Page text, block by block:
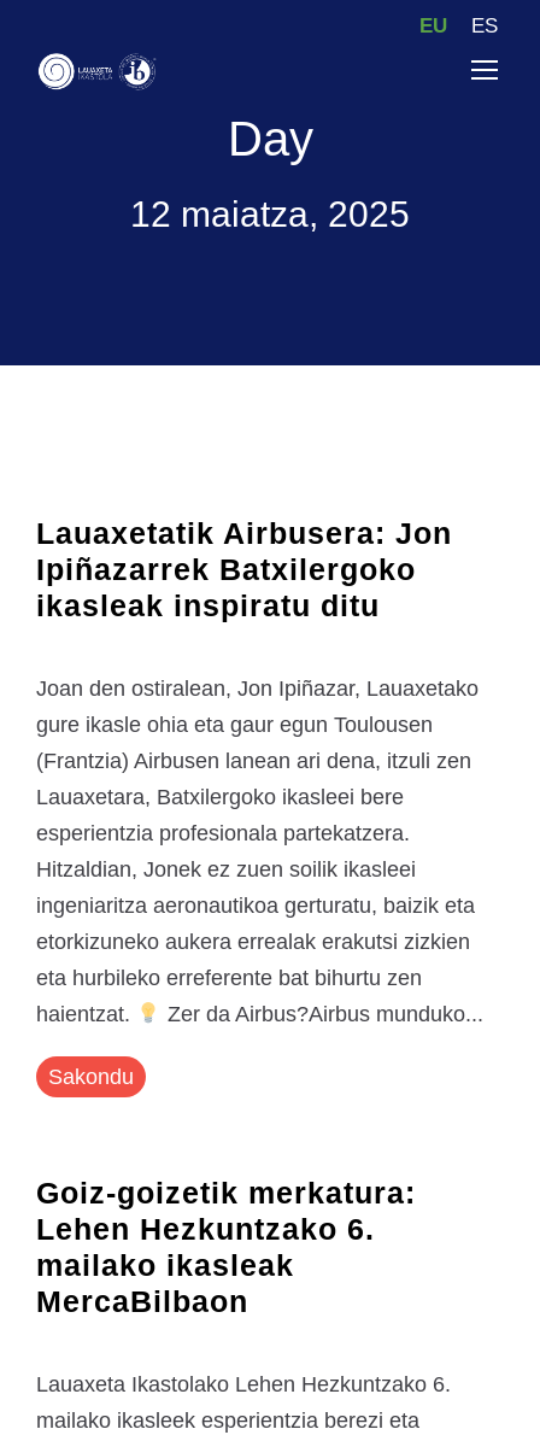
EU ES
Day
12 maiatza, 2025
Lauaxetatik Airbusera: Jon
Ipiñazarrek Batxilergoko
ikasleak inspiratu ditu
Joan den ostiralean, Jon Ipiñazar, Lauaxetako
gure ikasle ohia eta gaur egun Toulousen
(Frantzia) Airbusen lanean ari dena, itzuli zen
Lauaxetara, Batxilergoko ikasleei bere
esperientzia profesionala partekatzera.
Hitzaldian, Jonek ez zuen soilik ikasleei
ingeniaritza aeronautikoa gerturatu, baizik eta
etorkizuneko aukera errealak erakutsi zizkien
eta hurbileko erreferente bat bihurtu zen
haientzat.
Zer da Airbus?Airbus munduko...
Sakondu
Goiz-goizetik merkatura:
Lehen Hezkuntzako 6.
mailako ikasleak
MercaBilbaon
Lauaxeta Ikastolako Lehen Hezkuntzako 6.
mailako ikasleek esperientzia berezi eta